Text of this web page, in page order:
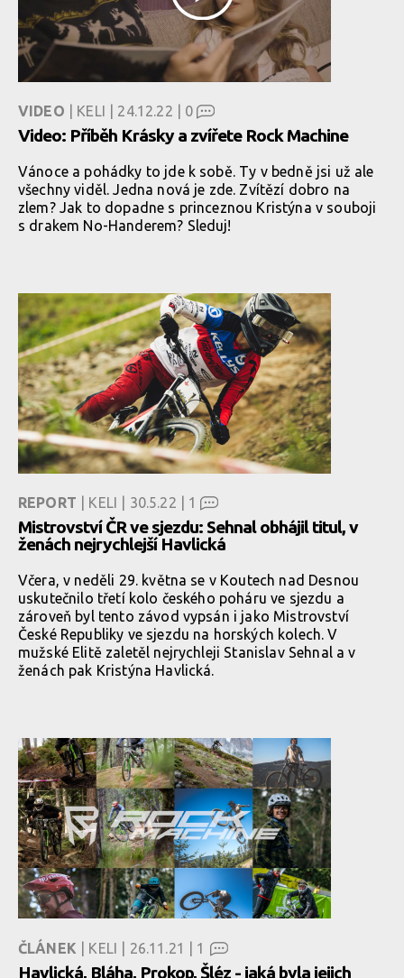
VIDEO | KELI | 24.12.22 | 0
Video: Příběh Krásky a zvířete Rock Machine
Vánoce a pohádky to jde k sobě. Ty v bedně jsi už ale
všechny viděl. Jedna nová je zde. Zvítězí dobro na
zlem? Jak to dopadne s princeznou Kristýna v souboji
s drakem No-Handerem? Sleduj!
REPORT | KELI | 30.5.22 | 1
Mistrovství ČR ve sjezdu: Sehnal obhájil titul, v
ženách nejrychlejší Havlická
Včera, v neděli 29. května se v Koutech nad Desnou
uskutečnilo třetí kolo českého poháru ve sjezdu a
zároveň byl tento závod vypsán i jako Mistrovství
České Republiky ve sjezdu na horských kolech. V
mužské Elitě zaletěl nejrychleji Stanislav Sehnal a v
ženách pak Kristýna Havlická.
ČLÁNEK | KELI | 26.11.21 | 1
Havlická, Bláha, Prokop, Šléz - jaká byla jejich